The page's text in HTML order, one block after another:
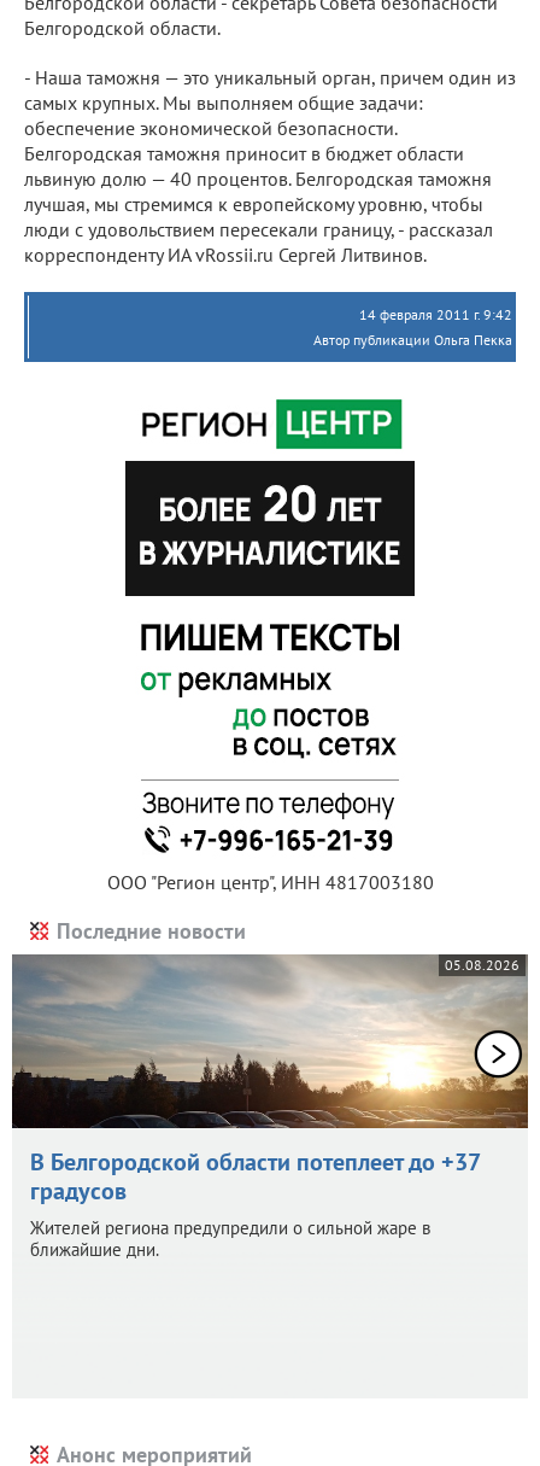
Белгородской области.
- Наша таможня — это уникальный орган, причем один из
самых крупных. Мы выполняем общие задачи:
обеспечение экономической безопасности.
Белгородская таможня приносит в бюджет области
львиную долю — 40 процентов. Белгородская таможня
лучшая, мы стремимся к европейскому уровню, чтобы
люди с удовольствием пересекали границу, - рассказал
корреспонденту ИА vRossii.ru Сергей Литвинов.
14 февраля 2011 г. 9:42
Автор публикации Ольга Пекка
ООО "Регион центр", ИНН 4817003180
Последние новости
05.08.2026
В Белгородской области потеплеет до +37
градусов
Жителей региона предупредили о сильной жаре в
ближайшие дни.
Анонс мероприятий